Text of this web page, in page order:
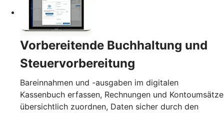
Vorbereitende Buchhaltung und
Steuervorbereitung
Bareinnahmen und -ausgaben im digitalen
Kassenbuch erfassen, Rechnungen und Kontoumsätze
übersichtlich zuordnen, Daten sicher durch den